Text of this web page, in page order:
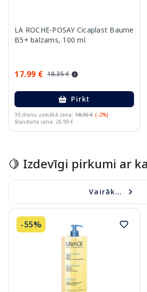
LA ROCHE-POSAY Cicaplast Baume
B5+ balzams, 100 ml
17.99 € 18.35 €
Pirkt
30 dienu zemākā cena: 18.35 € (-2%)
Standarta cena: 26.99 €
🍋 Izdevīgi pirkumi ar
Vairāk...
-55%